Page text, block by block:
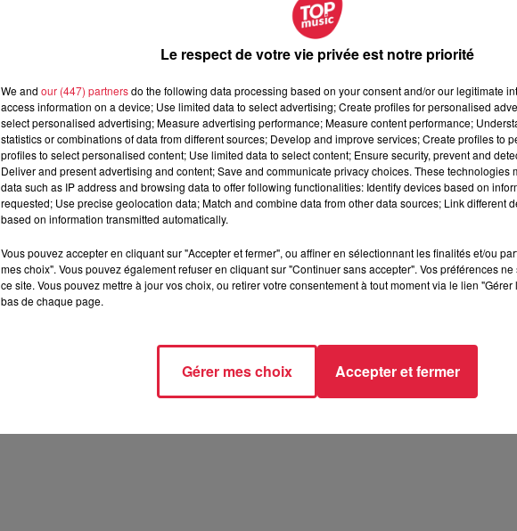
Le respect de votre vie privée est notre priorité
We and our (447) partnersdo the following data processing based on your consent and/or our legitimate
access information on a device; Use limited data to select advertising; Create profiles for personalised
select personalised advertising; Measure advertising performance; Measure content performance;
statistics or combinations of data from different sources; Develop and improve services; Create profiles to
profiles to select personalised content; Use limited data to select content; Ensure security, prevent and
Deliver and present advertising and content; Save and communicate privacy choices. These technologies
data such as IP address and browsing data to offer following functionalities: Identify devices based on
requested; Use precise geolocation data; Match and combine data from other data sources; Link different
based on information transmitted automatically.
Vous pouvez accepter en cliquant sur "Accepter et fermer", ou affiner en sélectionnant les finalités et/ou
mes choix". Vous pouvez également refuser en cliquant sur "Continuer sans accepter". Vos préférences
ce site. Vous pouvez mettre à jour vos choix, ou retirer votre consentement à tout moment via le lien
bas de chaque page.
Gérer mes choix Accepter et fermer